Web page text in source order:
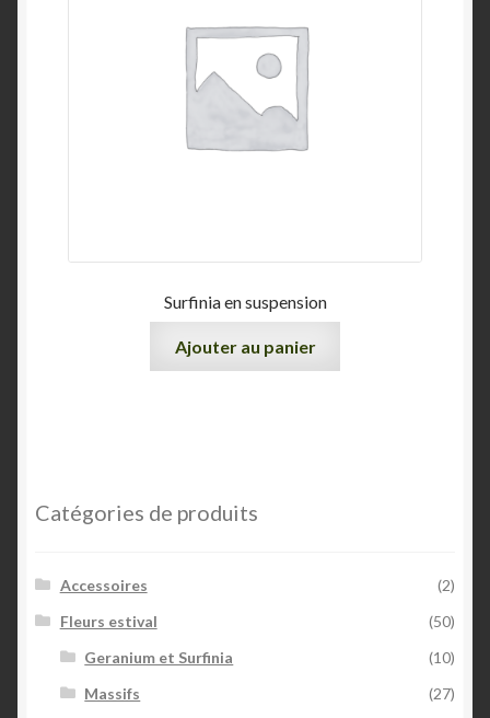
Surfinia en suspension
Ajouter au panier
Catégories de produits
Accessoires
(2)
Fleurs estival
(50)
Geranium et Surfinia
(10)
Massifs
(27)